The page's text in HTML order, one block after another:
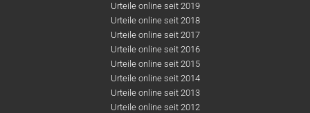
Urteile online seit 2019
Urteile online seit 2018
Urteile online seit 2017
Urteile online seit 2016
Urteile online seit 2015
Urteile online seit 2014
Urteile online seit 2013
Urteile online seit 2012